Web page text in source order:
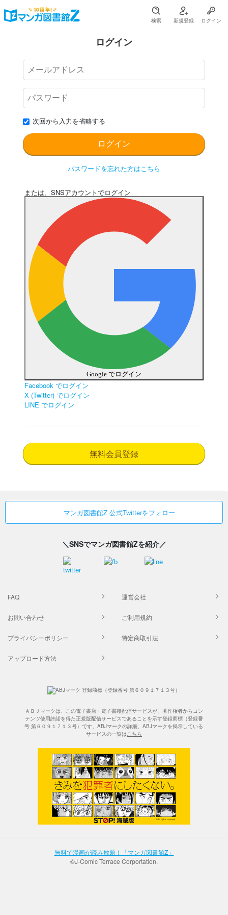
検索 新規登録 ログイン
ログイン
次回から入力を省略する
パスワードを忘れた方はこちら
または、SNSアカウントでログイン
Google でログイン
Facebook でログイン
X (Twitter) でログイン
LINE でログイン
無料会員登録
マンガ図書館Z 公式Twitterをフォロー
＼SNSでマンガ図書館Zを紹介／
FAQ 運営会社
お問い合わせ ご利用規約
プライバシーポリシー 特定商取引法
アップロード方法
ＡＢＪマークは、この電子書店・電子書籍配信サービスが、著作権者からコン
テンツ使用許諾を得た正規版配信サービスであることを示す登録商標（登録番
号 第６０９１７１３号）です。ABJマークの詳細、ABJマークを掲示している
サービスの一覧はこちら
無料で漫画が読み放題！「マンガ図書館Z」
©J-Comic Terrace Corportation.